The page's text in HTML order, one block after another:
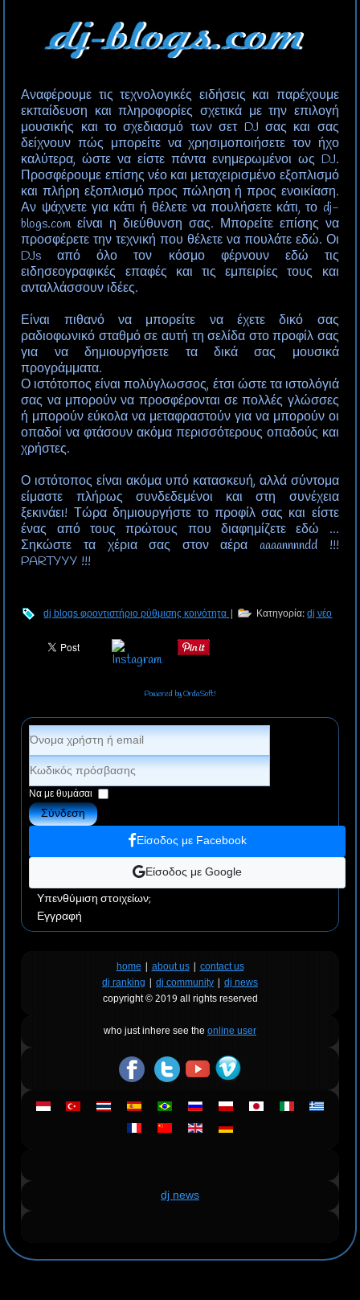
Αναφέρουμε τις τεχνολογικές ειδήσεις και παρέχουμε
εκπαίδευση και πληροφορίες σχετικά με την επιλογή
μουσικής και το σχεδιασμό των σετ DJ σας και σας
δείχνουν πώς μπορείτε να χρησιμοποιήσετε τον ήχο
καλύτερα, ώστε να είστε πάντα ενημερωμένοι ως DJ.
Προσφέρουμε επίσης νέο και μεταχειρισμένο εξοπλισμό
και πλήρη εξοπλισμό προς πώληση ή προς ενοικίαση.
Αν ψάχνετε για κάτι ή θέλετε να πουλήσετε κάτι, το dj-
blogs.com είναι η διεύθυνση σας. Μπορείτε επίσης να
προσφέρετε την τεχνική που θέλετε να πουλάτε εδώ. Οι
DJs από όλο τον κόσμο φέρνουν εδώ τις
ειδησεογραφικές επαφές και τις εμπειρίες τους και
ανταλλάσσουν ιδέες.
Είναι πιθανό να μπορείτε να έχετε δικό σας
ραδιοφωνικό σταθμό σε αυτή τη σελίδα στο προφίλ σας
για να δημιουργήσετε τα δικά σας μουσικά
προγράμματα.
Ο ιστότοπος είναι πολύγλωσσος, έτσι ώστε τα ιστολόγιά
σας να μπορούν να προσφέρονται σε πολλές γλώσσες
ή μπορούν εύκολα να μεταφραστούν για να μπορούν οι
οπαδοί να φτάσουν ακόμα περισσότερους οπαδούς και
χρήστες.
Ο ιστότοπος είναι ακόμα υπό κατασκευή, αλλά σύντομα
είμαστε πλήρως συνδεδεμένοι και στη συνέχεια
ξεκινάει! Τώρα δημιουργήστε το προφίλ σας και είστε
ένας από τους πρώτους που διαφημίζετε εδώ ...
Σηκώστε τα χέρια σας στον αέρα aaaannnndd !!!
PARTYYY !!!
dj blogsφροντιστήριορύθμισηςκοινότητα| Κατηγορία:dj νέο
Powered by OrdaSoft!
Να με θυμάσαι
Σύνδεση
Είσοδος με Facebook
Είσοδος με Google
Υπενθύμιση στοιχείων;
Εγγραφή
home|about us|contact us
dj ranking | dj community | dj news
copyright © 2019 all rights reserved
who just inhere see the online user
dj news